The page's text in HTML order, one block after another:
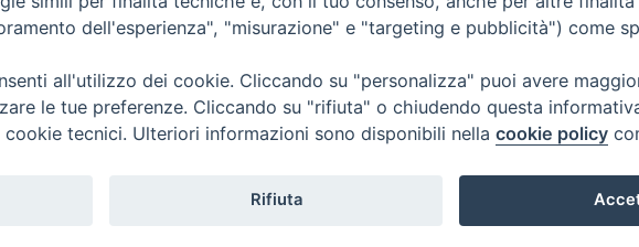
Trentina Editrice
dell'esperienza", "misurazione" e "targeting e pubblicità") come
all'utilizzo dei cookie. Cliccando su "personalizza" puoi avere
le tue preferenze. Cliccando su "rifiuta" o chiudendo questa
tecnici. Ulteriori informazioni sono disponibili nella cookie policy
Rifiuta